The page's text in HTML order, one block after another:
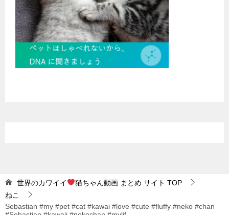
世界のカワイイ 猫ちゃん動画 まとめ サイト TOP
ねこ
Sebastian #my #pet #cat #kawai #love #cute #fluffy #neko #chan